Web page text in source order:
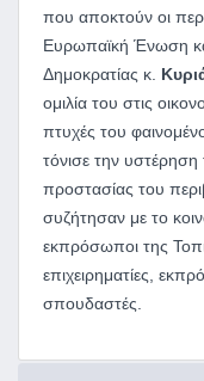
που αποκτούν οι
Ευρωπαϊκή Ένωση
Δημοκρατίας κ.
ομιλία του στις
πτυχές του
τόνισε την υστέρηση
προστασίας του
συζήτησαν με το
εκπρόσωποι της
επιχειρηματίες,
σπουδαστές.